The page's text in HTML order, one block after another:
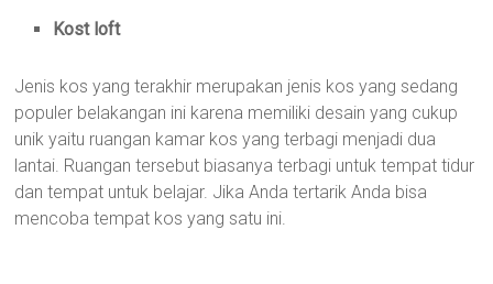
Kost loft
Jenis kos yang terakhir merupakan jenis kos yang sedang
populer belakangan ini karena memiliki desain yang cukup
unik yaitu ruangan kamar kos yang terbagi menjadi dua
lantai. Ruangan tersebut biasanya terbagi untuk tempat tidur
dan tempat untuk belajar. Jika Anda tertarik Anda bisa
mencoba tempat kos yang satu ini.